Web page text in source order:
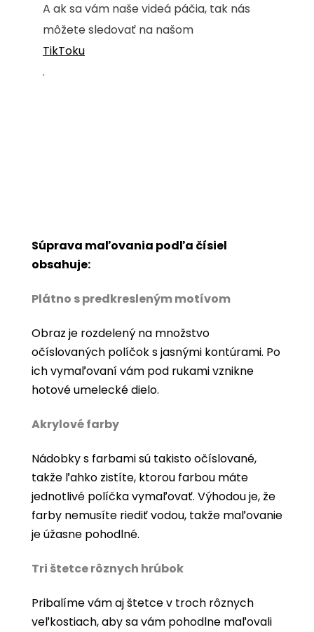
A ak sa vám naše videá páčia, tak nás
môžete sledovať na našom
TikToku
.
Súprava maľovania podľa čísiel
obsahuje:
Plátno s predkresleným motívom
Obraz je rozdelený na množstvo
očíslovaných políčok s jasnými kontúrami. Po
ich vymaľovaní vám pod rukami vznikne
hotové umelecké dielo.
Akrylové farby
Nádobky s farbami sú takisto očíslované,
takže ľahko zistíte, ktorou farbou máte
jednotlivé políčka vymaľovať. Výhodou je, že
farby nemusíte riediť vodou, takže maľovanie
je úžasne pohodlné.
Tri štetce rôznych hrúbok
Pribalíme vám aj štetce v troch rôznych
veľkostiach, aby sa vám pohodlne maľovali